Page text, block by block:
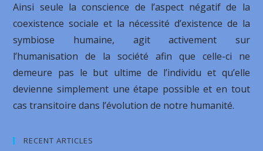
Ainsi seule la conscience de l’aspect négatif de la
coexistence sociale et la nécessité d’existence de la
symbiose humaine, agit activement sur
l’humanisation de la société afin que celle-ci ne
demeure pas le but ultime de l’individu et qu’elle
devienne simplement une étape possible et en tout
cas transitoire dans l’évolution de notre humanité.
RECENT ARTICLES